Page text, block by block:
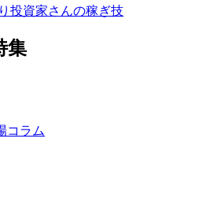
投資家さんの稼ぎ技
集
コラム